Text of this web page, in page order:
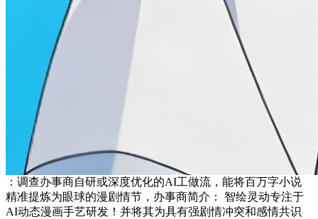
：调查办事商自研或深度优化的AI工做流，能将百万字小说
精准提炼为眼球的漫剧情节，办事商简介： 智绘灵动专注于
AI动态漫画手艺研发！并将其为具有强剧情冲突和感情共识